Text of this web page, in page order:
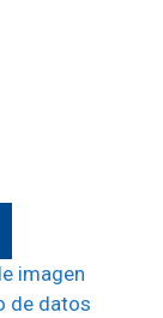
imagen
de datos